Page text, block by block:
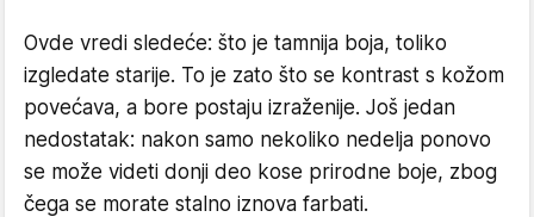
Ovde vredi sledeće: što je tamnija boja, toliko
izgledate starije. To je zato što se kontrast s kožom
povećava, a bore postaju izraženije. Još jedan
nedostatak: nakon samo nekoliko nedelja ponovo
se može videti donji deo kose prirodne boje, zbog
čega se morate stalno iznova farbati.